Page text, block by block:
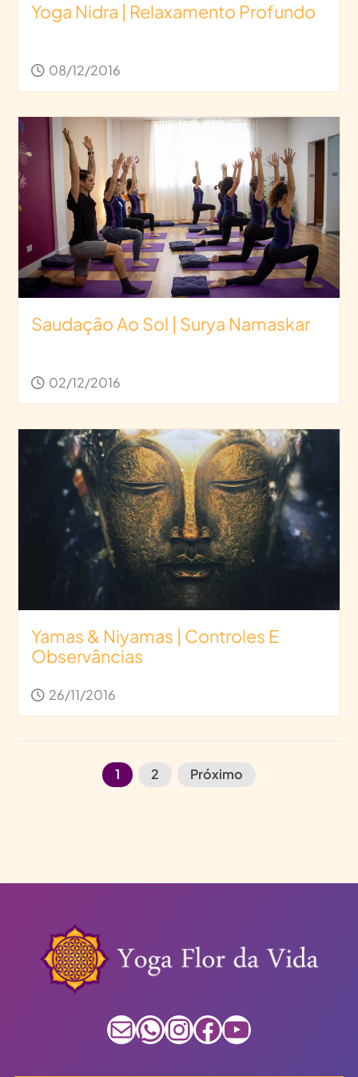
Yoga Nidra | Relaxamento Profundo
08/12/2016
Saudação Ao Sol | Surya Namaskar
02/12/2016
Yamas & Niyamas | Controles E
Observâncias
26/11/2016
1 2 Próximo
E-mail WhatsApp InstagramFacebook Youtube